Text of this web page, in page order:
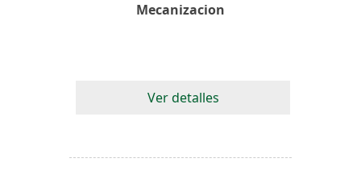
Mecanizacion
Ver detalles